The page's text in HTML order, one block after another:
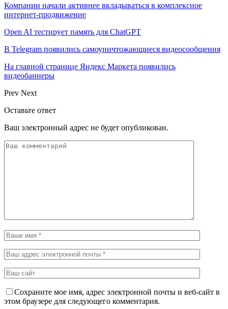
Компании начали активнее вкладываться в комплексное
интернет-продвижение
Open AI тестирует память для ChatGPT
В Telegram появились самоуничтожающиеся видеосообщения
На главной странице Яндекс Маркета появились
видеобаннеры
Prev Next
Оставьте ответ
Ваш электронный адрес не будет опубликован.
Сохраните мое имя, адрес электронной почты и веб-сайт в
этом браузере для следующего комментария.